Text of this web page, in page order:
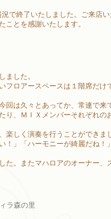
で終了いたしました。ご来店い
ことを感謝いたします。
ました。
フロアースペースは１階席だけ
回は久々とあってか、常連で来
り、ＭＩＸメンバーそれぞれの
楽しく演奏を行うことができま
！」「ハーモニーが綺麗だね！
た。またマハロアのオーナー、
ラ森の里